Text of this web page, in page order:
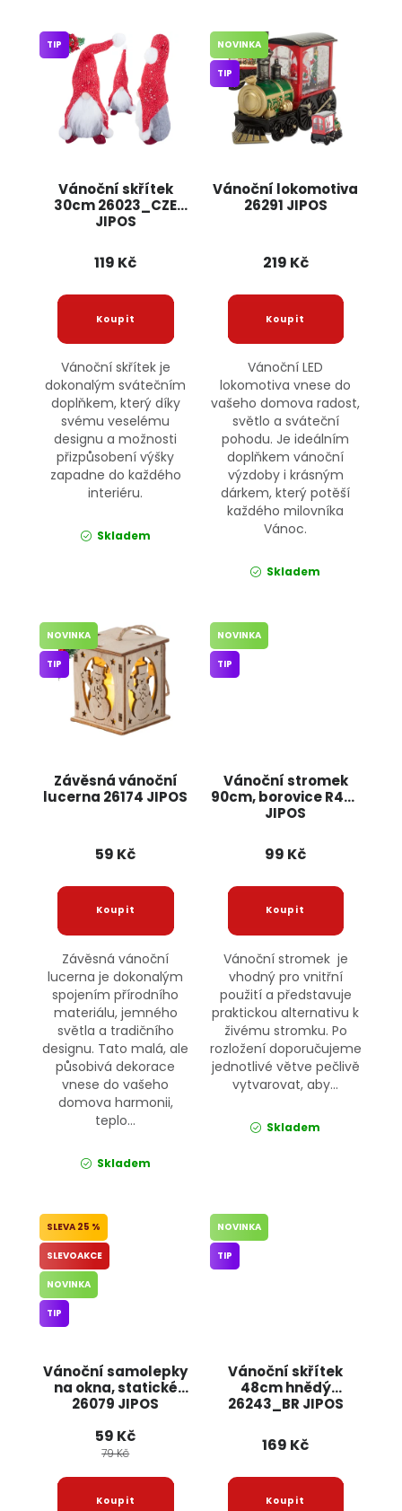
Vánoční skřítek
30cm 26023_CZE
JIPOS
TIP
119 Kč
Vánoční skřítek je
dokonalým svátečním
doplňkem, který díky
svému veselému
designu a možnosti
přizpůsobení výšky
zapadne do každého
interiéru.
Skladem
Vánoční lokomotiva
26291 JIPOS
NOVINKA
TIP
219 Kč
Vánoční LED
lokomotiva vnese do
vašeho domova radost,
světlo a sváteční
pohodu. Je ideálním
doplňkem vánoční
výzdoby i krásným
dárkem, který potěší
každého milovníka
Vánoc.
Skladem
Závěsná vánoční
lucerna 26174 JIPOS
NOVINKA
TIP
59 Kč
Závěsná vánoční
lucerna je dokonalým
spojením přírodního
materiálu, jemného
světla a tradičního
designu. Tato malá, ale
působivá dekorace
vnese do vašeho
domova harmonii,
teplo...
Skladem
Vánoční stromek
90cm, borovice R487
JIPOS
NOVINKA
TIP
99 Kč
Vánoční stromek je
vhodný pro vnitřní
použití a představuje
praktickou alternativu k
živému stromku. Po
rozložení doporučujeme
jednotlivé větve pečlivě
vytvarovat, aby...
Skladem
Vánoční samolepky
na okna, statické
26079 JIPOS
25 %
SLEVOAKCE
NOVINKA
TIP
59 Kč
79 Kč
Vánoční skřítek
48cm hnědý
26243_BR JIPOS
NOVINKA
TIP
169 Kč